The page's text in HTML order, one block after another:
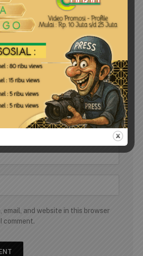
email, and website in this browser
comment.